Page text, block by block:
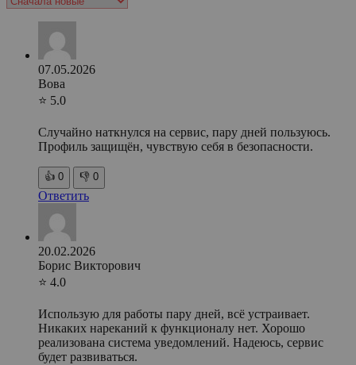
07.05.2026
Вова
⭐ 5.0
Случайно наткнулся на сервис, пару дней пользуюсь.
Профиль защищён, чувствую себя в безопасности.
👍 0 👎 0
Ответить
20.02.2026
Борис Викторович
⭐ 4.0
Использую для работы пару дней, всё устраивает.
Никаких нареканий к функционалу нет. Хорошо
реализована система уведомлений. Надеюсь, сервис
будет развиваться.